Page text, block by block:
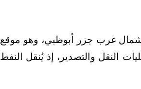
العربي على بُعد نحو 84 كيلومترًا شمال غرب جزر أبوظبي، وهو موقع
النقل والتصدير، إذ يُنقل النفط